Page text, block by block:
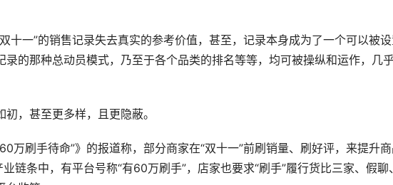
十一”的销售记录失去真实的参考价值，甚至，记录本身成为了一个可以被
的那种总动员模式，乃至于各个品类的排名等等，均可被操纵和运作，几
，甚至更多样，且更隐蔽。
万刷手待命”》的报道称，部分商家在“双十一”前刷销量、刷好评，来提升
链条中，有平台号称“有60万刷手”，店家也要求“刷手”履行货比三家、假聊